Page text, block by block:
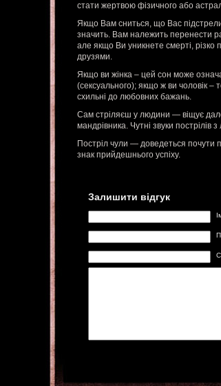
стати жертвою фізичного або
Якщо Вам сниться, що Вас
значить. Вам належить перенести
але якщо Ви уникнете смерті, різко
друзями.
Якщо ви жінка – цей сон може
(сексуального); якщо ж ви чоловік
схильні до любовних бажань.
Сам стріляєш у людини — віщує
мандрівника. Чутні звуки пострілів
Постріл чули — доведеться почути
знак прийдешнього успіху.
Залишити відгук